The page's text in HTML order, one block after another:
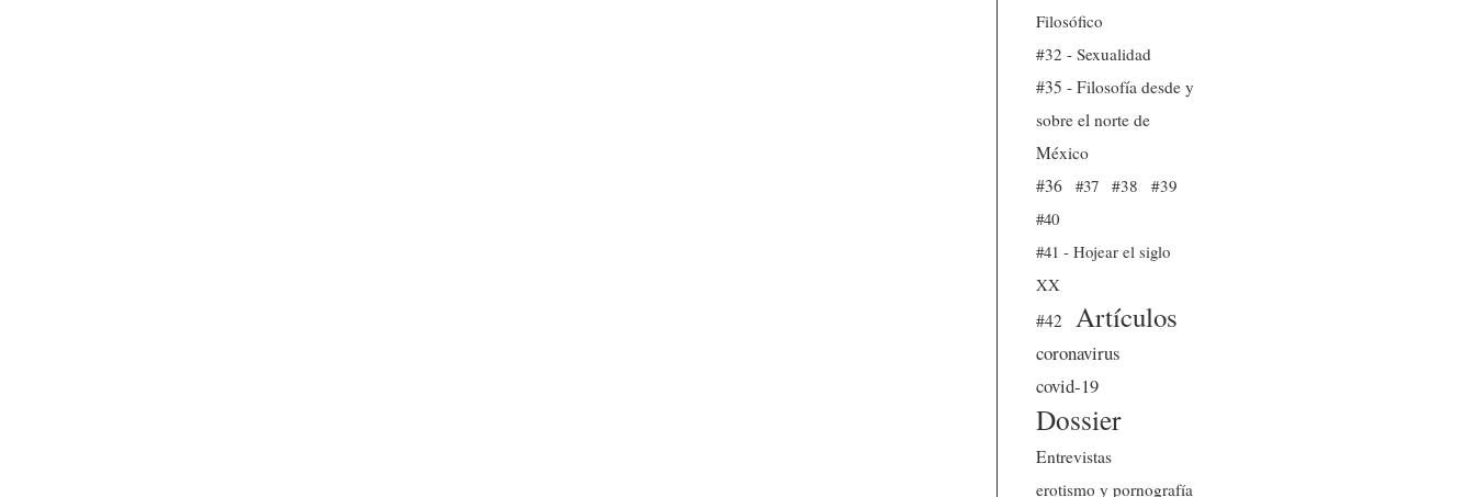
Filosófico
#32 - Sexualidad
#35 - Filosofía desde y
sobre el norte de
México
#36
#37 #38
#39
#40
#41 - Hojear el siglo
XX
#42
Artículos
coronavirus
covid-19
Dossier
Entrevistas
erotismo y pornografía